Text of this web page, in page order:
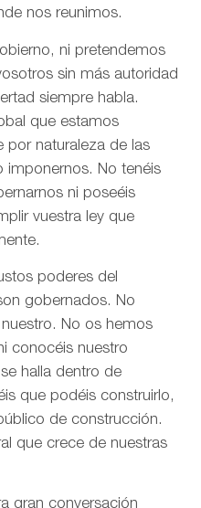
nos reunimos.
ni pretendemos
sin más autoridad
siempre habla.
que estamos
por naturaleza de las
imponernos. No tenéis
ni poseéis
vuestra ley que
poderes del
gobernados. No
No os hemos
conocéis nuestro
halla dentro de
que podéis construirlo,
de construcción.
que crece de nuestras